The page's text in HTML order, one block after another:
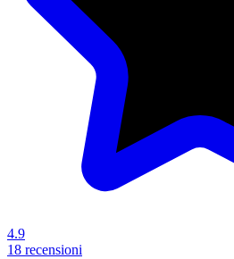
4.9
18 recensioni